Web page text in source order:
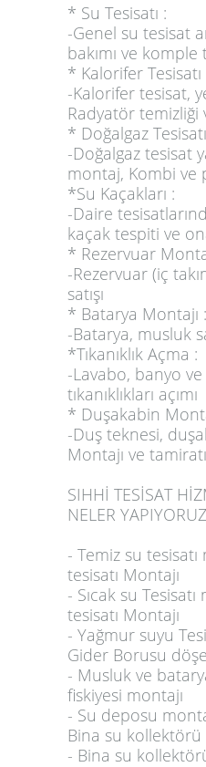
* Su Tesisatı :
-Genel su tesisat
bakımı ve
* Kalorifer Tesisatı
-Kalorifer tesisat,
Radyatör temizliği
* Doğalgaz
-Doğalgaz tesisat
montaj, Kombi ve
*Su Kaçakları :
-Daire
kaçak tespiti ve
* Rezervuar
-Rezervuar (iç
satışı
* Batarya Montajı :
-Batarya, musluk
*Tıkanıklık Açma :
-Lavabo, banyo
tıkanıklıkları açımı
* Duşakabin
-Duş teknesi,
Montajı ve tamiratı
SIHHİ TESİSAT
NELER YAPIYORUZ
- Temiz su tesisatı
tesisatı Montajı
- Sıcak su
tesisatı Montajı
- Yağmur suyu
Gider Borusu
- Musluk ve
fiskiyesi montajı
- Su deposu
Bina su kollektörü
- Bina su